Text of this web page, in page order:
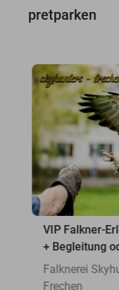
pretparken
VIP Falkner-
+ Begleitung
Falknerei
Frechen